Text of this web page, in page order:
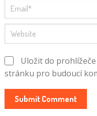
Uložit do
stránku pro budoucí